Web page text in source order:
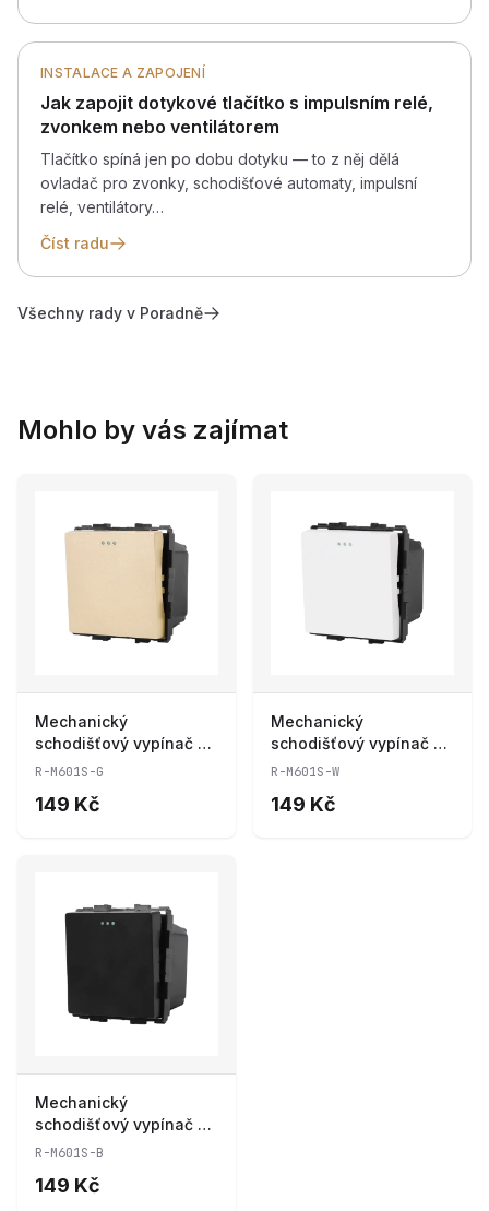
INSTALACE A ZAPOJENÍ
Jak zapojit dotykové tlačítko s impulsním relé,
zvonkem nebo ventilátorem
Tlačítko spíná jen po dobu dotyku — to z něj dělá
ovladač pro zvonky, schodišťové automaty, impulsní
relé, ventilátory…
Číst radu
Všechny rady v Poradně
Mohlo by vás zajímat
Mechanický
schodišťový vypínač R-
M601S-G
R-M601S-G
149 Kč
Mechanický
schodišťový vypínač R-
M601S-W
R-M601S-W
149 Kč
Mechanický
schodišťový vypínač R-
M601S-B
R-M601S-B
149 Kč